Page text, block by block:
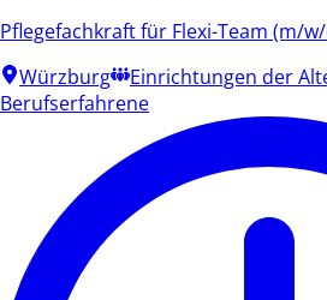
Pflegefachkraft für Flexi-Team (m/
Würzburg
Einrichtungen der
Berufserfahrene